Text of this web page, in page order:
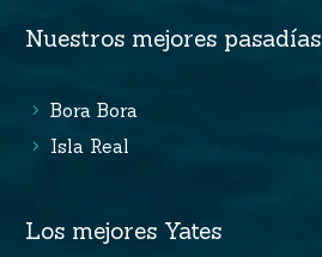
Nuestros mejores pasadías
Bora Bora
Isla Real
Los mejores Yates